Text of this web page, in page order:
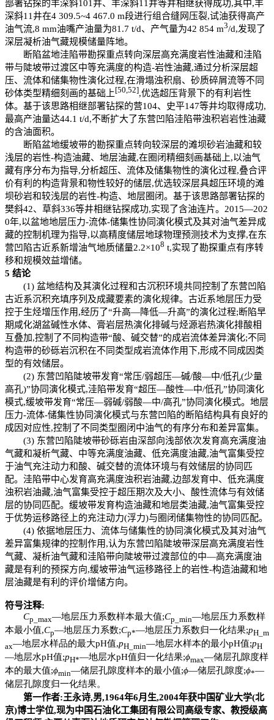
部署钻探的丰深斜101井、丰深斜11井等井相继获得成功,其中,丰
深斜11井在4 309.5~4 467.0 m段进行组合缝网压裂,试油获得高产
油气流,8 mm油嘴产油量为81.7 t/d、产气量为42 854 m3/d,发现了
深层凝析油气藏规模储量阵地。
断陷盆地洼陷带勘探重点转向深层高充满度岩性油藏和洼陷
带与陡坡带过渡区中等充满度的构造-岩性油藏,通过分析深层超
压、流体和储集物性演化过程,在滑塌浊积扇、砂质碎屑流等不同
砂体类型精细刻画的基础上[50,52],优选超压背景下的有利岩性
体。基于该思路相继部署钻探的营104、史平147等井均取得成功,
最高产油量达44.1 t/d,不断扩大了东营凹陷洼陷带浊积岩岩性油藏
的含油面积。
断陷盆地缓坡带的勘探重点转向较深层的滩坝砂岩油藏和较
浅层的岩性-构造油藏、地层油藏,在圈闭精细刻画基础上,以油气
藏有序分布为指导,分析超压、流体及储集物性的演化过程,叠合评
价有利的构造背景和物性较好的储层,优选较深层具超压环境的滩
坝砂岩和较浅层的岩性-构造、地层圈闭。基于该思路部署钻探的
樊斜42、草斜336等井相继钻探成功,实现了含油连片。2015—202
0年,以盆地地层压力-流体-储集性协同演化模式及其对油气差异成
藏的控制机理为指导,以高精度储层地球物理预测技术为支撑,在东
营凹陷古近系新增油气地质储量2.2×108 t,实现了勘探重点有序转
移和规模效益增储。
5 结论
(1) 盆地结构及其演化过程和古沉积环境共同控制了东营凹陷
古近系沉积充填序列及成藏要素的演化规律。古近系地层压力受
控于生烃增压作用,经历了“升高—降低—升高”的演化过程;断陷早
期咸化湖盆碱性水体、膏岩层热演化排碱与烃源岩热演化排酸相
互叠加,控制了不同构造带“酸、碱交替”的成岩流体差异演化;不同
构造带的砂砾岩沉积在不同类型成岩流体作用下,形成不同成因类
型的有效储层。
(2) 东营凹陷陡坡带发育“常压/弱超压—碱/酸—中/低孔(少量
高孔)”协同演化模式,洼陷带发育“超压—酸性—中/低孔”协同演化
模式,缓坡带发育“常压—弱碱/弱酸—中/高孔”协同演化模式。地层
压力-流体-储集性协同演化模式与东营凹陷的断陷结构具有良好的
成因对应性,控制了不同类型圈闭中油气的有序分布和差异富集。
(3) 东营凹陷陡坡带砂砾岩由深部向浅部依次发育高充满度油
气藏和凝析气藏、中等充满度油藏、低充满度油藏,油气富集受控
于油气充注动力和酸、碱交替的流体环境与有效储层的协同匹
配。洼陷带中心发育高充满度浊积岩油藏,边部发育中、低充满度
浊积岩油藏,油气富集受控于超压期次及大小、酸性流体与有效储
层的协同匹配。缓坡带发育构造油藏和地层类油藏,油气富集受控
于优势运移路径上的充注动力(浮力)与圈闭储集物性的协同匹配。
(4) 依据地层压力、流体与储集性的协同演化模式及其对油气
差异富集规律的控制作用,认为东营凹陷陡坡带深层高充满度岩性
气藏、凝析油气藏和洼陷带向陡坡带过渡部位的中—高充满度油
藏是有利的预探方向,缓坡带油气运移路径上的岩性-构造油藏和地
层油藏是有利的评价增储方向。
符号注释:
Cp_max—地层压力系数样本最大值;Cp_min—地层压力系数样
本最小值,Cp—地层压力系数;Cp*—地层压力系数归一化结果;pH_m
ax—地层水样品的最大pH值,pH_min—地层水样本的最小pH值;pH
—地层水pH值;pH*—地层水pH值归一化结果;ϕmax—储层孔隙度样
本的最大值;ϕmin—储层孔隙度样本的最小值;ϕ—储层孔隙度;ϕ*—
储层孔隙度归一化结果。
第一作者:王永诗,男,1964年6月生,2004年获中国矿业大学(北
京)博士学位,现为中国石油化工集团有限公司高级专家、教授级高